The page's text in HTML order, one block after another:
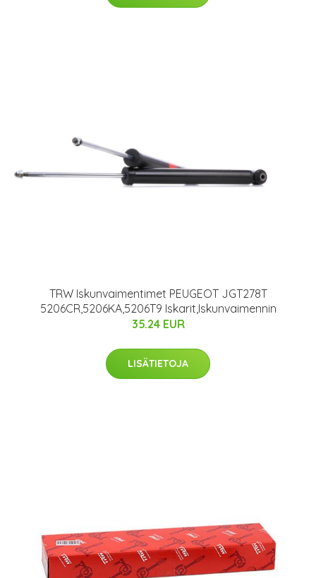
TRW Iskunvaimentimet PEUGEOT JGT278T
5206CR,5206KA,5206T9 Iskarit,Iskunvaimennin
35.24 EUR
LISÄTIETOJA